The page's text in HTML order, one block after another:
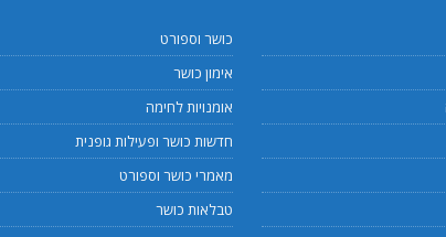
כושר וספורט
אימון כושר
אומנויות לחימה
חדשות כושר ופעילות גופנית
מאמרי כושר וספורט
טבלאות כושר